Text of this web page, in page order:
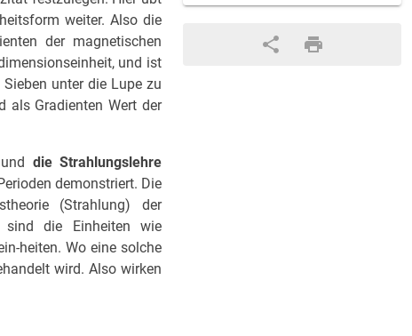
weiter. Also die
der magnetischen
und ist
unter die Lupe zu
als Gradienten Wert der
und die Strahlungslehre
demonstriert. Die
(Strahlung) der
sind die Einheiten wie
heiten. Wo eine solche
wird. Also wir­ken